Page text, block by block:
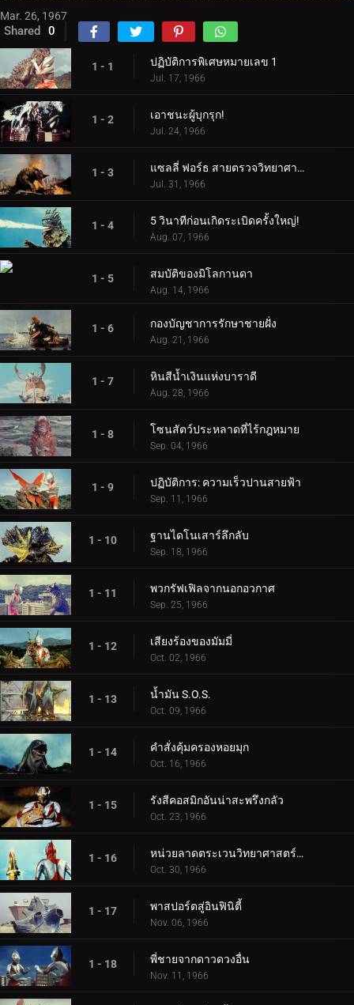
Mar. 26, 1967
Shared 0
1 - 1 ปฏิบัติการพิเศษหมายเลข 1
Jul. 17, 1966
1 - 2 เอาชนะผู้บุกรุก!
Jul. 24, 1966
1 - 3 แซลลี่ ฟอร์ธ สายตรวจวิทยาศาสตร์!
Jul. 31, 1966
1 - 4 5 วินาทีก่อนเกิดระเบิดครั้งใหญ่!
Aug. 07, 1966
1 - 5 สมบัติของมิโลกานดา
Aug. 14, 1966
1 - 6 กองบัญชาการรักษาชายฝั่ง
Aug. 21, 1966
1 - 7 หินสีน้ำเงินแห่งบาราดี
Aug. 28, 1966
1 - 8 โซนสัตว์ประหลาดที่ไร้กฎหมาย
Sep. 04, 1966
1 - 9 ปฏิบัติการ: ความเร็วปานสายฟ้า
Sep. 11, 1966
1 - 10 ฐานไดโนเสาร์ลึกลับ
Sep. 18, 1966
1 - 11 พวกรัฟเฟิลจากนอกอวกาศ
Sep. 25, 1966
1 - 12 เสียงร้องของมัมมี่
Oct. 02, 1966
1 - 13 น้ำมัน S.O.S.
Oct. 09, 1966
1 - 14 คำสั่งคุ้มครองหอยมุก
Oct. 16, 1966
1 - 15 รังสีคอสมิกอันน่าสะพรึงกลัว
Oct. 23, 1966
1 - 16 หน่วยลาดตระเวนวิทยาศาสตร์สู่อวกาศ
Oct. 30, 1966
1 - 17 พาสปอร์ตสู่อินฟินิตี้
Nov. 06, 1966
1 - 18 พี่ชายจากดาวดวงอื่น
Nov. 11, 1966